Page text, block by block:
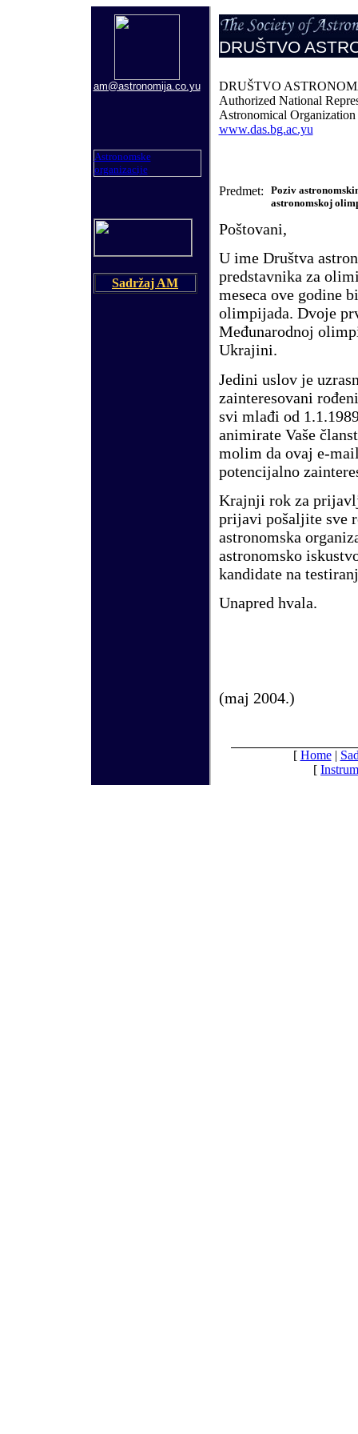
am@astronomija.co.yu
Astronomske
organizacije
Sadržaj AM
DRUŠTVO
DRUŠTVO
Authorized National
Astronomical
www.das.bg.ac.yu
Predmet:
Poziv
astronomskoj
Poštovani,
U ime Društva
predstavnika za
meseca ove godine
olimpijada. Dvoje
Međunarodnoj
Ukrajini.
Jedini uslov je
zainteresovani rođ
svi mlađi od
animirate Vaše č
molim da ovaj e-
potencijalno
Krajnji rok za
prijavi pošaljite sve
astronomska
astronomsko
kandidate na
Unapred hvala.
(maj 2004.)
[ Home|
[